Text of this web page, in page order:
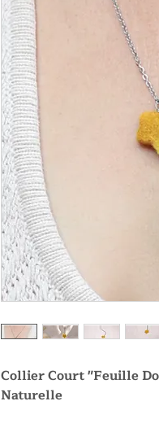
Collier Court "Feuille
Naturelle